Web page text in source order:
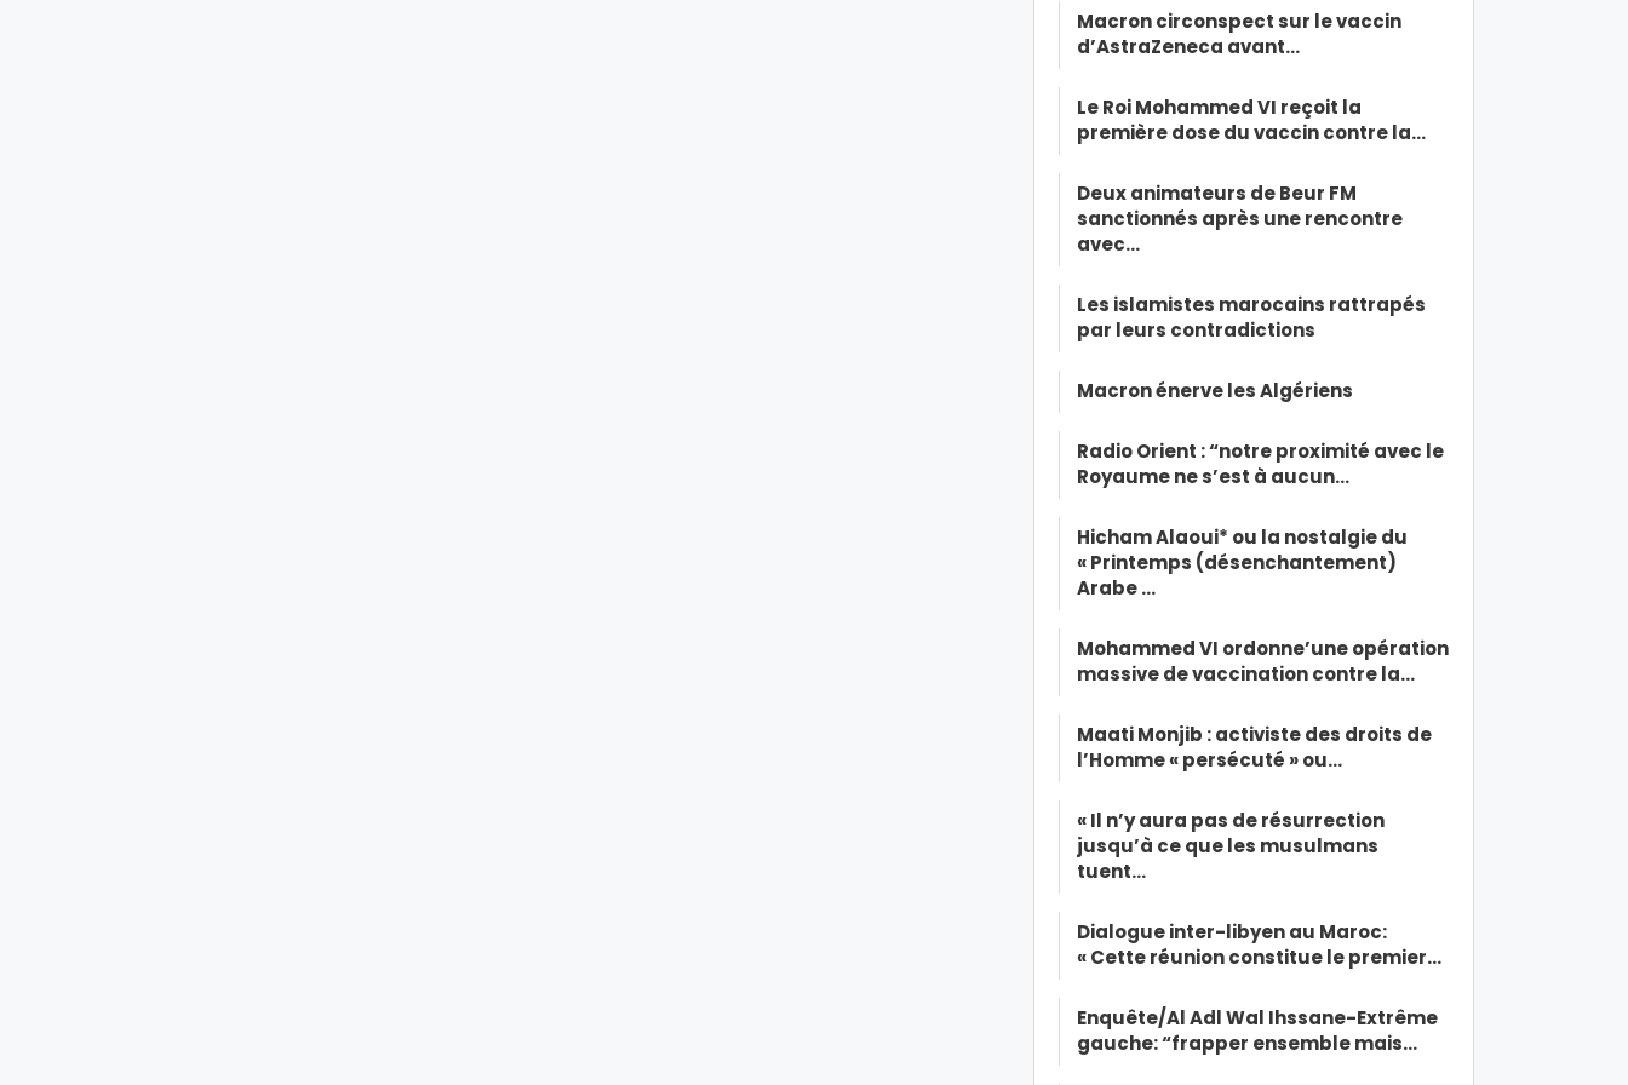
Macron circonspect sur le vaccin
d’AstraZeneca avant…
Le Roi Mohammed VI reçoit la
première dose du vaccin contre la…
Deux animateurs de Beur FM
sanctionnés après une rencontre
avec…
Les islamistes marocains rattrapés
par leurs contradictions
Macron énerve les Algériens
Radio Orient : “notre proximité avec le
Royaume ne s’est à aucun…
Hicham Alaoui* ou la nostalgie du
« Printemps (désenchantement)
Arabe …
Mohammed VI ordonne’une opération
massive de vaccination contre la…
Maati Monjib : activiste des droits de
l’Homme « persécuté » ou…
« Il n’y aura pas de résurrection
jusqu’à ce que les musulmans
tuent…
Dialogue inter-libyen au Maroc:
« Cette réunion constitue le premier…
Enquête/Al Adl Wal Ihssane-Extrême
gauche: “frapper ensemble mais…